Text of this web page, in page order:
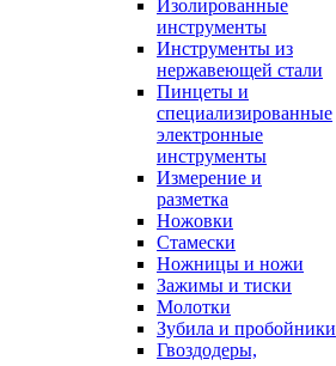
Изолированные
инструменты
Инструменты из
нержавеющей стали
Пинцеты и
специализированные
электронные
инструменты
Измерение и
разметка
Ножовки
Стамески
Ножницы и ножи
Зажимы и тиски
Молотки
Зубила и пробойники
Гвоздодеры,